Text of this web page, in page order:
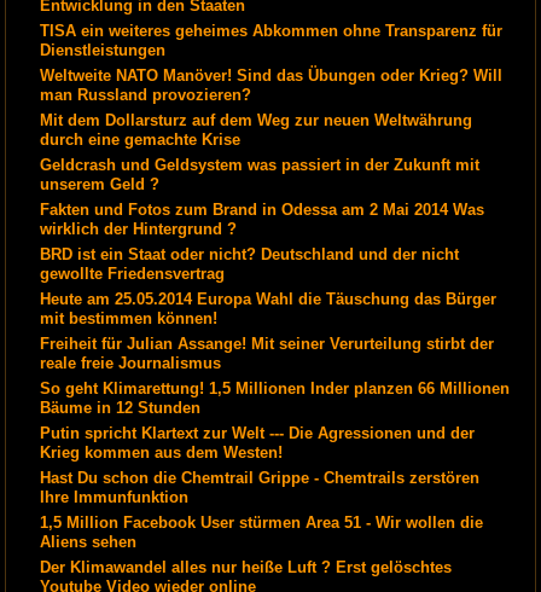
Entwicklung in den Staaten
TISA ein weiteres geheimes Abkommen ohne Transparenz für
Dienstleistungen
Weltweite NATO Manöver! Sind das Übungen oder Krieg? Will
man Russland provozieren?
Mit dem Dollarsturz auf dem Weg zur neuen Weltwährung
durch eine gemachte Krise
Geldcrash und Geldsystem was passiert in der Zukunft mit
unserem Geld ?
Fakten und Fotos zum Brand in Odessa am 2 Mai 2014 Was
wirklich der Hintergrund ?
BRD ist ein Staat oder nicht? Deutschland und der nicht
gewollte Friedensvertrag
Heute am 25.05.2014 Europa Wahl die Täuschung das Bürger
mit bestimmen können!
Freiheit für Julian Assange! Mit seiner Verurteilung stirbt der
reale freie Journalismus
So geht Klimarettung! 1,5 Millionen Inder planzen 66 Millionen
Bäume in 12 Stunden
Putin spricht Klartext zur Welt --- Die Agressionen und der
Krieg kommen aus dem Westen!
Hast Du schon die Chemtrail Grippe - Chemtrails zerstören
Ihre Immunfunktion
1,5 Million Facebook User stürmen Area 51 - Wir wollen die
Aliens sehen
Der Klimawandel alles nur heiße Luft ? Erst gelöschtes
Youtube Video wieder online